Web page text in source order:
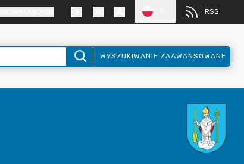
RSS
WYSZUKIWANIE ZAAWANSOWANE